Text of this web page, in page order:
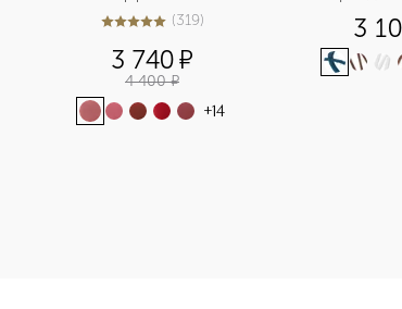
4.9из5319 (319)
3 740¤
4 400 ¤
+14
3